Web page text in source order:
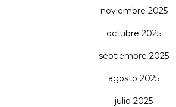
noviembre 2025
octubre 2025
septiembre 2025
agosto 2025
julio 2025